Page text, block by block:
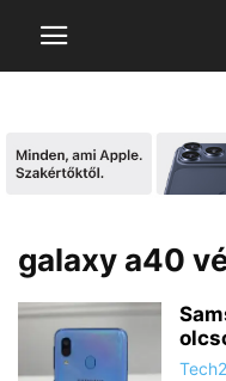
galaxy a40